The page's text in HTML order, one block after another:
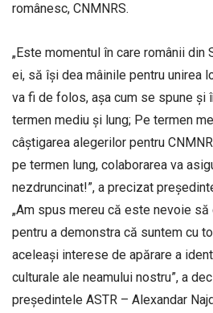
românesc, CNMNRS.
„Este momentul în care românii din
ei, să își dea mâinile pentru unirea
va fi de folos, așa cum se spune și
termen mediu și lung; Pe termen
câștigarea alegerilor pentru
pe termen lung, colaborarea va
nezdruncinat!”, a precizat
„Am spus mereu că este nevoie
pentru a demonstra că suntem cu
aceleași interese de apărare a
culturale ale neamului nostru”, a
președintele ASTR – Alexandar